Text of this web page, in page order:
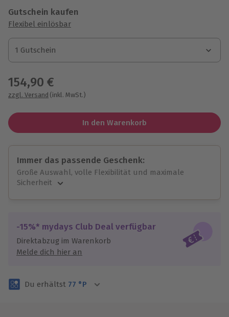
Gutschein kaufen
Flexibel einlösbar
1 Gutschein
1 Gutschein
1 Gutschein
154,90 €
zzgl. Versand (inkl. MwSt.)
In den Warenkorb
Immer das passende Geschenk:
Große Auswahl, volle Flexibilität und maximale
Sicherheit
Jeder Gutschein für alle Erlebnisse einlösbar.
Maximale Sicherheit
3 Jahre gültig & verlängerbar.
-15%* mydays Club Deal verfügbar
Direktabzug im Warenkorb
Melde dich hier an
Du erhältst 77 °P